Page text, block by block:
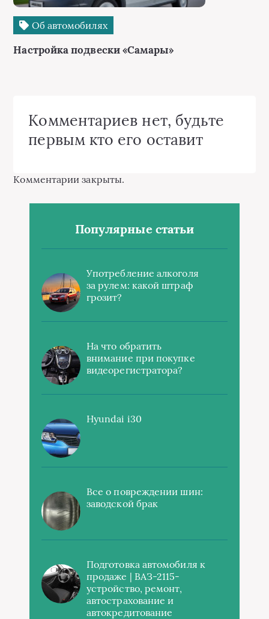
Об автомобилях
Настройка подвески «Самары»
Комментариев нет, будьте
первым кто его оставит
Комментарии закрыты.
Популярные статьи
Употребление алкоголя
за рулем: какой штраф
грозит?
На что обратить
внимание при покупке
видеорегистратора?
Hyundai i30
Все о повреждении шин:
заводской брак
Подготовка автомобиля к
продаже | ВАЗ-2115-
устройство, ремонт,
автострахование и
автокредитование